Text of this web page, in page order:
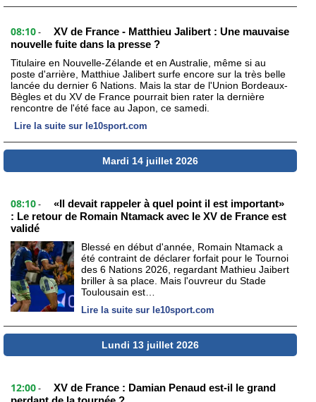
08:10 -
XV de France - Matthieu Jalibert : Une mauvaise
nouvelle fuite dans la presse ?
Titulaire en Nouvelle-Zélande et en Australie, même si au
poste d'arrière, Matthiue Jalibert surfe encore sur la très belle
lancée du dernier 6 Nations. Mais la star de l'Union Bordeaux-
Bègles et du XV de France pourrait bien rater la dernière
rencontre de l'été face au Japon, ce samedi.
Lire la suite sur le10sport.com
Mardi 14 juillet 2026
08:10 -
«Il devait rappeler à quel point il est important»
: Le retour de Romain Ntamack avec le XV de France est
validé
Blessé en début d'année, Romain Ntamack a
été contraint de déclarer forfait pour le Tournoi
des 6 Nations 2026, regardant Mathieu Jaibert
briller à sa place. Mais l'ouvreur du Stade
Toulousain est…
Lire la suite sur le10sport.com
Lundi 13 juillet 2026
12:00 -
XV de France : Damian Penaud est-il le grand